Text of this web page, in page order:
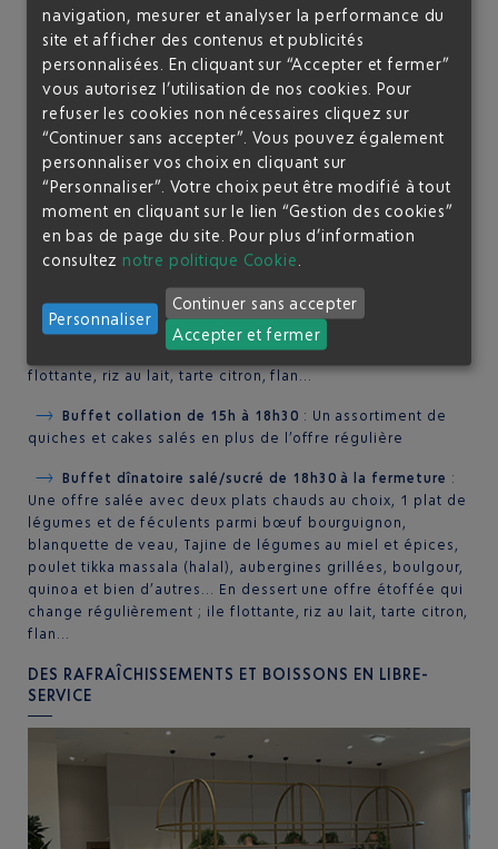
Une offre chaude en buffetvous est proposée dans ce
salon :
Buffet petit-déjeuner de l’ouverture à 11h: Faites
votre choix parmi les œufs brouillés ou à la coque, bacon
grillé et saucisse (halal). Pour les becs sucrés, brioche
tranchée ou pancake avec sirop d’érable. Healthy bar à
disposition avec céréales, fruits secs et graines ou
l’assortiment de charcuterie et fromages
Buffet déjeunatoire de 11h00 à 15h00 : Une offre
salée avec deux plats chauds au choix, 1 plat de légumes
et de féculents parmi bœuf bourguignon, blanquette de
veau, Tajine de légumes au miel et épices, poulet tikka
massala (halal), aubergines grillées, boulgour, quinoa et
bien d’autres... ainsi qu’une sélection de quiches. En
dessert une offre étoffée qui change régulièrement ; ile
flottante, riz au lait, tarte citron, flan...
Buffet collation de 15h à 18h30 : Un assortiment de
quiches et cakes salés en plus de l’offre régulière
Buffet dînatoire salé/sucré de 18h30 à la fermeture :
Une offre salée avec deux plats chauds au choix, 1 plat de
légumes et de féculents parmi bœuf bourguignon,
blanquette de veau, Tajine de légumes au miel et épices,
poulet tikka massala (halal), aubergines grillées, boulgour,
quinoa et bien d’autres... En dessert une offre étoffée qui
change régulièrement ; ile flottante, riz au lait, tarte citron,
flan...
DES RAFRAÎCHISSEMENTS ET BOISSONS EN LIBRE-
SERVICE
navigation, mesurer et analyser la performance du
site et afficher des contenus et publicités
personnalisées. En cliquant sur “Accepter et fermer”
vous autorisez l’utilisation de nos cookies. Pour
refuser les cookies non nécessaires cliquez sur
“Continuer sans accepter”. Vous pouvez également
personnaliser vos choix en cliquant sur
“Personnaliser”. Votre choix peut être modifié à tout
moment en cliquant sur le lien “Gestion des cookies”
en bas de page du site.Pour plus d’information
consultez notre politique Cookie
Personnaliser
Continuer sans accepter
Accepter et fermer